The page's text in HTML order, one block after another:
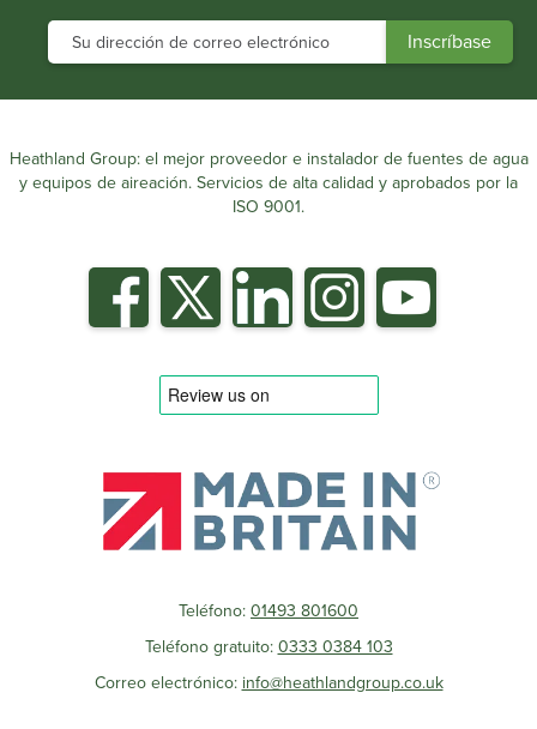
Heathland Group: el mejor proveedor e instalador de fuentes de agua
y equipos de aireación. Servicios de alta calidad y aprobados por la
ISO 9001.
Teléfono:01493 801600
Teléfono gratuito:0333 0384 103
Correo electrónico:info@heathlandgroup.co.uk